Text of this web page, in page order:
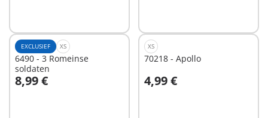
EXCLUSIEF XS
6490 - 3 Romeinse
soldaten
8,99 €
In winkelwagen
XS
70218 - Apollo
4,99 €
In winkelwagen